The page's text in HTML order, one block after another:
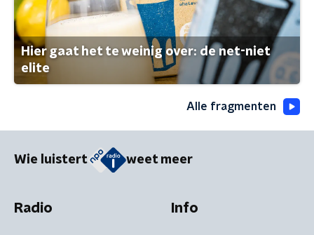
Hier gaat het te weinig over: de net-niet
elite
Alle fragmenten
Wie luistert weet meer
Radio Info